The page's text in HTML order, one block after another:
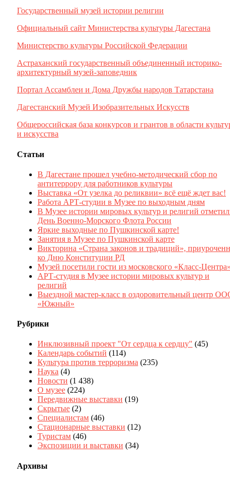
Государственный музей истории религии
Официальный сайт Министерства культуры Дагестана
Министерство культуры Российской Федерации
Астраханский государственный объединенный историко-
архитектурный музей-заповедник
Портал Ассамблеи и Дома Дружбы народов Татарстана
Дагестанский Музей Изобразительных Искусств
Общероссийская база конкурсов и грантов в области
и искусства
Статьи
В Дагестане прошел учебно-методический сбор по
антитеррору для работников культуры
Выставка «От узелка до реликвии» всё ещё ждет вас!
Работа АРТ-студии в Музее по выходным дням
В Музее истории мировых культур и религий
День Военно-Морского Флота России
Яркие выходные по Пушкинской карте!
Занятия в Музее по Пушкинской карте
Викторина «Страна законов и традиций»,
ко Дню Конституции РД
Музей посетили гости из московского «Класс-
АРТ-студия в Музее истории мировых культур и
религий
Выездной мастер-класс в оздоровительный центр
«Южный»
Рубрики
Инклюзивный проект "От сердца к сердцу" (45)
Календарь событий (114)
Культура против терроризма (235)
Наука (4)
Новости (1 438)
О музее (224)
Передвижные выставки (19)
Скрытые (2)
Специалистам (46)
Стационарные выставки (12)
Туристам (46)
Экспозиции и выставки (34)
Архивы